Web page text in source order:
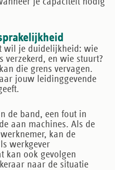
wil je duidelijkheid: wie
en wie stuurt?
die grens vervagen.
jouw leidinggevende
de band, een fout in
aan machines. Als de
kan de
werkgever
kan ook gevolgen
naar de situatie